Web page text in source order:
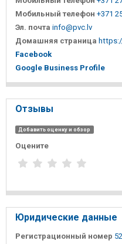
Мобильный телефон +371
Эл. почта info@pvc.lv
Домашняя страница
Facebook
Google Business Profile
Отзывы
Добавить оценку и обзор
Оцените
Юридические данные
Регистрационный номер